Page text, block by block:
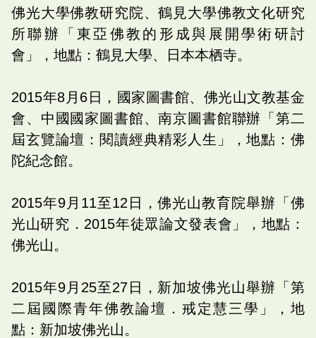
佛光大學佛教研究院、鶴見大學佛教文化研究
所聯辦「東亞佛教的形成與展開學術研討
會」，地點：鶴見大學、日本本栖寺。
2015年8月6日，國家圖書館、佛光山文教基金
會、中國國家圖書館、南京圖書館聯辦「第二
屆玄覽論壇：閱讀經典精彩人生」，地點：佛
陀紀念館。
2015年9月11至12日，佛光山教育院舉辦「佛
光山研究．2015年徒眾論文發表會」，地點：
佛光山。
2015年9月25至27日，新加坡佛光山舉辦「第
二屆國際青年佛教論壇．戒定慧三學」，地
點：新加坡佛光山。